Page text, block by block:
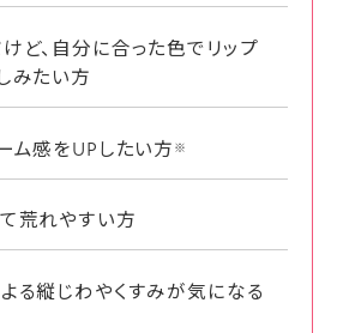
ど、自分に合った色でリップ
みたい方
ム感をUPしたい方 ※
荒れやすい方
る縦じわやくすみが気になる